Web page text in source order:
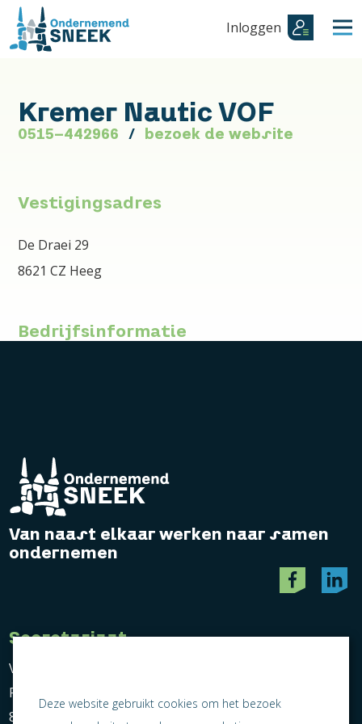
Inloggen
Kremer Nautic VOF
0515-442966 bezoek de website
Vestigingsadres
De Draei 29
8621 CZ Heeg
Bedrijfsinformatie
Van naast elkaar werken naar samen
ondernemen
Secretariaat
Vereniging Ondernemend Sneek
Postbus 464
8600 AL Sneek
Deze website gebruikt cookies om het bezoek